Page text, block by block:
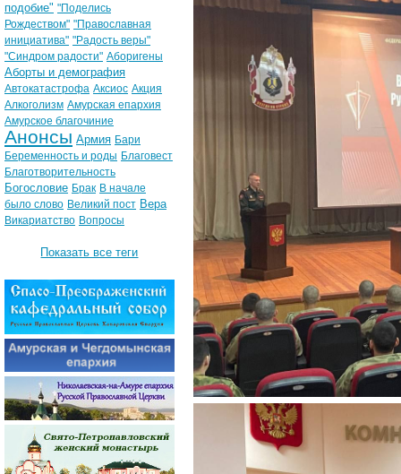
подобие" "Поделись
Рождеством" "Православная
инициатива" "Радость веры"
"Синдром радости" Аборигены
Аборты и демография
Автокатастрофа Аксиос Акция
Алкоголизм Амурская епархия
Амурское благочиние
Анонсы Армия Бари
Беременность и роды Благовест
Благотворительность
Богословие Брак В начале
было слово Великий пост Вера
Викариатство Вопросы
Показать все теги